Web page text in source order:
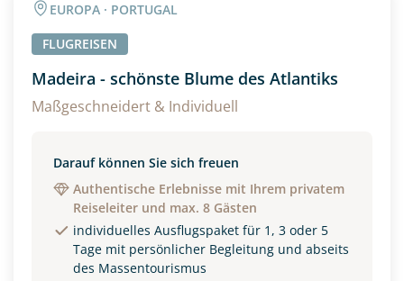
EUROPA · PORTUGAL
FLUGREISEN
Madeira - schönste Blume des Atlantiks
Maßgeschneidert & Individuell
Darauf können Sie sich freuen
Authentische Erlebnisse mit Ihrem privatem
Reiseleiter und max. 8 Gästen
individuelles Ausflugspaket für 1, 3 oder 5
Tage mit persönlicher Begleitung und abseits
des Massentourismus
Alter
Unterkunft
EZ Familienzimmer
Reisebeginn